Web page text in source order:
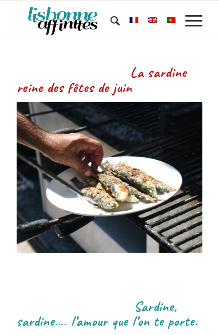
La sardine
reine des fêtes de juin
Sardine,
sardine…. l’amour que l’on te porte.